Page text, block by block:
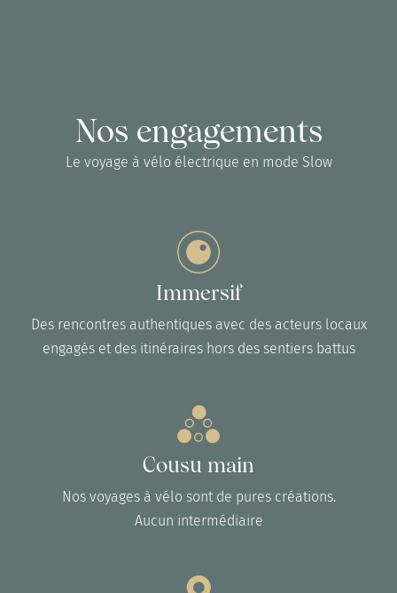
Nos engagements
Le voyage à vélo électrique en mode Slow
Immersif
Des rencontres authentiques avec des acteurs locaux
engagés et des itinéraires hors des sentiers battus
Cousu main
Nos voyages à vélo sont de pures créations.
Aucun intermédiaire